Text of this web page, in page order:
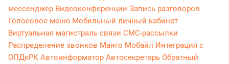
мессенджер Видеоконференции Запись разговоров
Голосовое меню Мобильный личный кабинет
Виртуальная магистраль связи СМС-рассылки
Распределение звонков Манго Мобайл Интеграция с
ОПДкРК Автоинформатор Автосекретарь Обратный